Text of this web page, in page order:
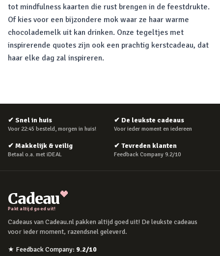
tot mindfulness kaarten die rust brengen in de feestdrukte.
Of kies voor een bijzondere mok waar ze haar warme
chocolademelk uit kan drinken. Onze tegeltjes met
inspirerende quotes zijn ook een prachtig kerstcadeau, dat
haar elke dag zal inspireren.
✔ Snel in huis
Voor 22:45 besteld, morgen in huis!
✔ De leukste cadeaus
Voor ieder moment en iedereen
✔ Makkelijk & veilig
Betaal o.a. met iDEAL
✔ Tevreden klanten
Feedback Company 9.2/10
Cadeau
Pakt altijd goed uit!
Cadeaus van Cadeau.nl pakken altijd goed uit! De leukste cadeaus
voor ieder moment, razendsnel geleverd.
★ Feedback Company: 9.2/10